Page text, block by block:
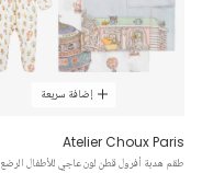
إضافة سريعة
Atelier Choux Paris
طقم هدبة أفرول قطن لون عاجي للأطفال الرضع